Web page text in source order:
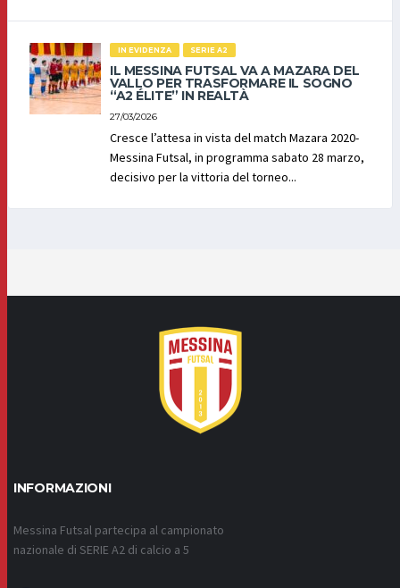
IN EVIDENZA SERIE A2
IL MESSINA FUTSAL VA A MAZARA DEL
VALLO PER TRASFORMARE IL SOGNO
“A2 ÉLITE” IN REALTÀ
27/03/2026
Cresce l’attesa in vista del match Mazara 2020-
Messina Futsal, in programma sabato 28 marzo,
decisivo per la vittoria del torneo...
INFORMAZIONI
Messina Futsal partecipa al campionato
nazionale di SERIE A2 di calcio a 5